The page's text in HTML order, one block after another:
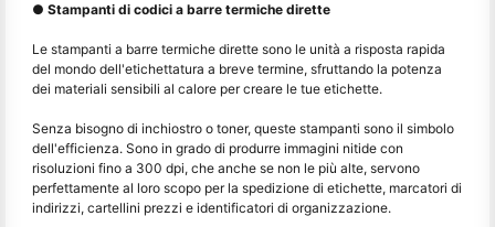
● Stampanti di codici a barre termiche dirette
Le stampanti a barre termiche dirette sono le unità a risposta rapida
del mondo dell'etichettatura a breve termine, sfruttando la potenza
dei materiali sensibili al calore per creare le tue etichette.
Senza bisogno di inchiostro o toner, queste stampanti sono il simbolo
dell'efficienza. Sono in grado di produrre immagini nitide con
risoluzioni fino a 300 dpi, che anche se non le più alte, servono
perfettamente al loro scopo per la spedizione di etichette, marcatori di
indirizzi, cartellini prezzi e identificatori di organizzazione.